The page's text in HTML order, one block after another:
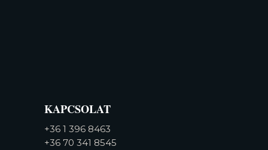
KAPCSOLAT
+36 1 396 8463
+36 70 341 8545